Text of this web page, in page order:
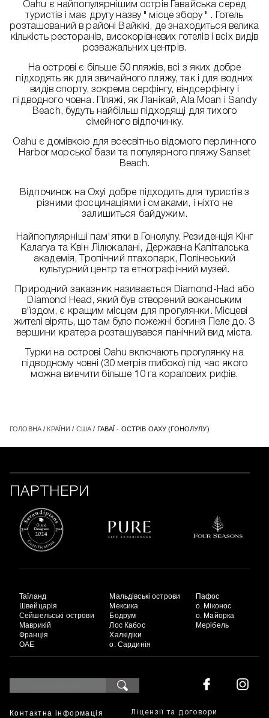
Oahu є найпопулярнішим острів Гавайська серед
туристів і має другу назву " місце збору " . Готель
розташований в районі Вайкікі, де знаходиться велика
кількість ресторанів, високорівневих готелів і всіх видів
розважальних центрів.
На острові є більше 50 пляжів, всі з яких добре
підходять як для звичайного пляжу, так і для водних
видів спорту, зокрема серфінгу, віндсерфінгу і
підводного човна. Пляжі, як Ланікай, Ala Moan і Sandy
Beach, будуть найбільш підходящі для тихого
сімейного відпочинку.
Oahu є домівкою для всесвітньо відомого перлинного
Harbor морської бази та популярного пляжу Sanset
Beach.
Відпочинок на Охуі добре підходить для туристів з
різними фосцинаціями і смаками, і ніхто не
залишиться байдужим.
Найпопулярніші пам'ятки в Гонолулу. Резиденція Кінг
Калагуа та Квін Лілюкалані, Державна Капіталська
академія, Тропічний птахопарк, Полінеський
культурний центр та етнографічний музей.
Природний заказник називається Diamond-Had або
Diamond Head, який був створений воканським
в'їздом, є кращим місцем для прогулянки. Місцеві
жителі вірять, що там було пожежні богиня Пеле до. З
вершини кратера розташувався панічний вид міста.
Турки на острові Oahu включають прогулянку на
підводному човні (30 метрів глибоко) під час якого
можна вивчити більше 10 га коралових рифів.
ГОЛОВНА/ КРАЇНИ / США / ГАВАЇ - ОСТРІВ ОАХУ (ГОНОЛУЛУ)
ПАРТНЕРИ
Таїланд
Швейцарія
Сейшельські острови
Маврикій
Франція
ОАЕ
Мальдівські острови
Мексика
Бодрум
Лос Кабос
Халкідіки
о. Сардинія
Пафос
о. Міконос
о. Майорка
Мерібель
Контактна інформація
Ліцензії та договори